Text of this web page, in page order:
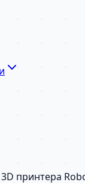
принтера